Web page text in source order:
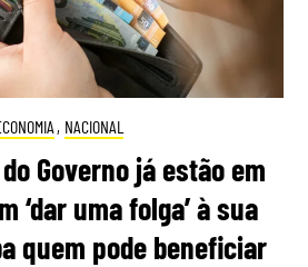
, NACIONAL
Governo já estão em
‘dar uma folga’ à sua
quem pode beneficiar